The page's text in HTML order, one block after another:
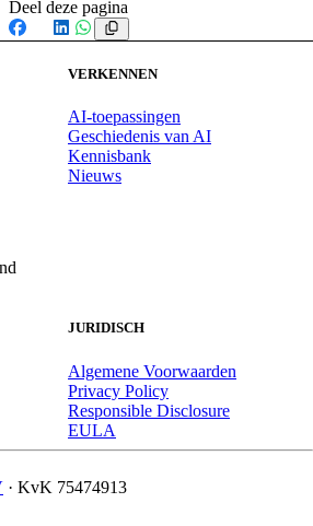
Deel deze pagina
Facebook
X LinkedIn
WhatsApp
VERKENNEN
AI-toepassingen
Geschiedenis van AI
Kennisbank
Nieuws
JURIDISCH
Algemene Voorwaarden
Privacy Policy
Responsible Disclosure
EULA
· KvK 75474913